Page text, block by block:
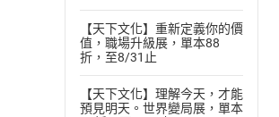
【天下文化】重新定義你的價
值，職場升級展，單本88
折，至8/31止
【天下文化】理解今天，才能
預見明天。世界變局展，單本